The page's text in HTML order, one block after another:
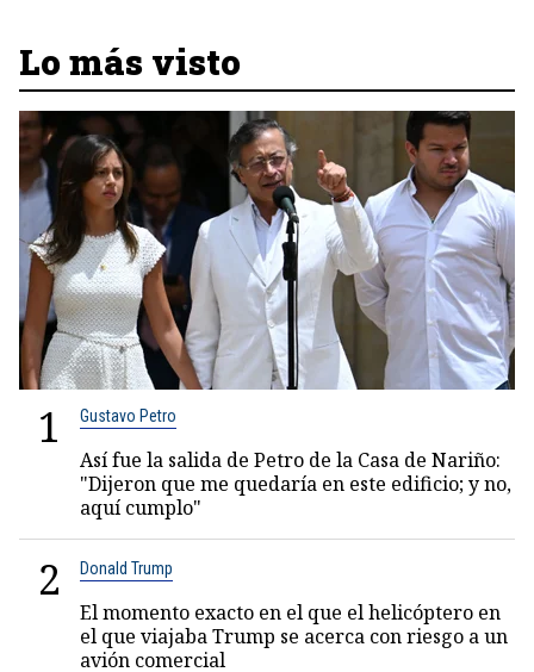
Lo más visto
1 Gustavo Petro
Así fue la salida de Petro de la Casa de Nariño:
"Dijeron que me quedaría en este edificio; y no,
aquí cumplo"
2 Donald Trump
El momento exacto en el que el helicóptero en
el que viajaba Trump se acerca con riesgo a un
avión comercial